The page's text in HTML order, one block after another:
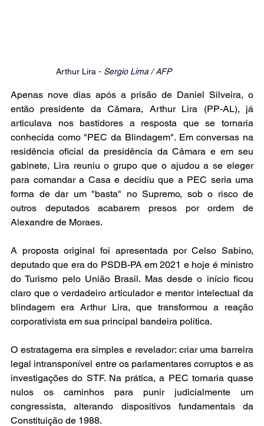
Arthur Lira - Sergio Lima / AFP
Apenas nove dias após a prisão de Daniel Silveira, o
então presidente da Câmara, Arthur Lira (PP-AL), já
articulava nos bastidores a resposta que se tornaria
conhecida como "PEC da Blindagem". Em conversas na
residência oficial da presidência da Câmara e em seu
gabinete, Lira reuniu o grupo que o ajudou a se eleger
para comandar a Casa e decidiu que a PEC seria uma
forma de dar um "basta" no Supremo, sob o risco de
outros deputados acabarem presos por ordem de
Alexandre de Moraes.
A proposta original foi apresentada por Celso Sabino,
deputado que era do PSDB-PA em 2021 e hoje é ministro
do Turismo pelo União Brasil. Mas desde o início ficou
claro que o verdadeiro articulador e mentor intelectual da
blindagem era Arthur Lira, que transformou a reação
corporativista em sua principal bandeira política.
O estratagema era simples e revelador: criar uma barreira
legal intransponível entre os parlamentares corruptos e as
investigações do STF. Na prática, a PEC tornaria quase
nulos os caminhos para punir judicialmente um
congressista, alterando dispositivos fundamentais da
Constituição de 1988.